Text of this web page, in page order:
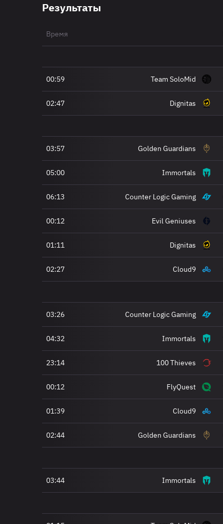
Результаты
Время
00:59 Team SoloMid
02:47 Dignitas
03:57 Golden Guardians
05:00 Immortals
06:13 Counter Logic Gaming
00:12 Evil Geniuses
01:11 Dignitas
02:27 Cloud9
03:26 Counter Logic Gaming
04:32 Immortals
23:14 100 Thieves
00:12 FlyQuest
01:39 Cloud9
02:44 Golden Guardians
03:44 Immortals